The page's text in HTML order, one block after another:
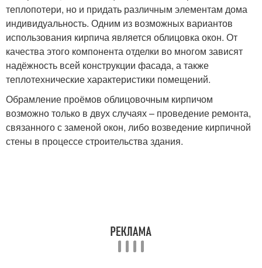
теплопотери, но и придать различным элементам дома
индивидуальность. Одним из возможных вариантов
использования кирпича является облицовка окон. От
качества этого компонента отделки во многом зависят
надёжность всей конструкции фасада, а также
теплотехнические характеристики помещений.
Обрамление проёмов облицовочным кирпичом
возможно только в двух случаях – проведение ремонта,
связанного с заменой окон, либо возведение кирпичной
стены в процессе строительства здания.